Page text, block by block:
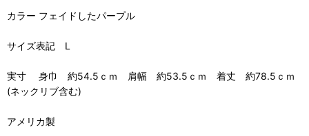
カラー フェイドしたパープル
サイズ表記 L
実寸 身巾 約54.5ｃｍ 肩幅 約53.5ｃｍ 着丈 約78.5ｃｍ
(ネックリブ含む)
アメリカ製